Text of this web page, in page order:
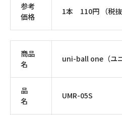
参考
価格
1本 110円 （税
商品
名
uni-ball one（ユ
品
名
UMR-05S